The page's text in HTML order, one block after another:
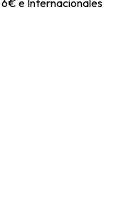
6€ e Internacionales